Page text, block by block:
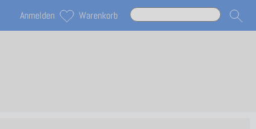
Anmelden Warenkorb